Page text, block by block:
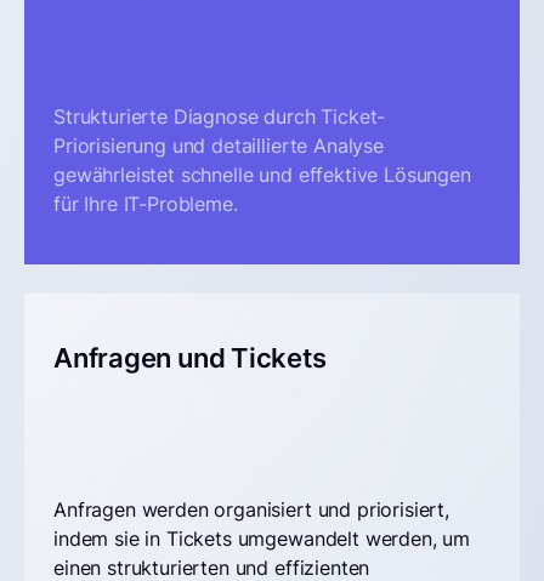
Strukturierte Diagnose durch Ticket-
Priorisierung und detaillierte Analyse
gewährleistet schnelle und effektive Lösungen
für Ihre IT-Probleme.
Anfragen und Tickets
Anfragen werden organisiert und priorisiert,
indem sie in Tickets umgewandelt werden, um
einen strukturierten und effizienten